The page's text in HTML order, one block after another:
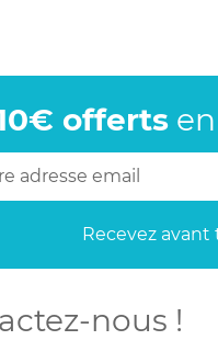
offertsen
Recevez
nous !